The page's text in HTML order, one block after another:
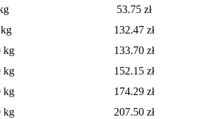
53.75 zł
132.47 zł
kg
133.70 zł
kg
152.15 zł
kg
174.29 zł
kg
207.50 zł